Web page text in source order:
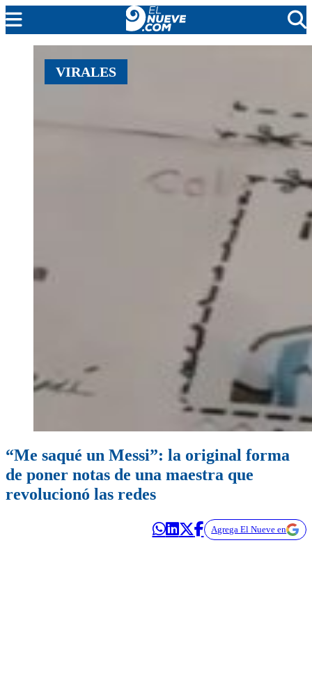
MENDOZA
CADA DÍA
VIRALES
“Me saqué un Messi”: la original forma
de poner notas de una maestra que
revolucionó las redes
Agrega El Nueve en